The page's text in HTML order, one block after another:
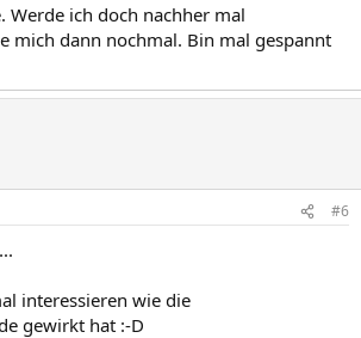
Werde ich doch nachher mal
mich dann nochmal. Bin mal gespannt
#6
interessieren wie die
gewirkt hat :-D